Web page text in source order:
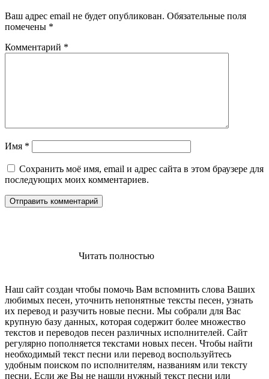
Ваш адрес email не будет опубликован. Обязательные поля
помечены *
Комментарий *
Имя *
Сохранить моё имя, email и адрес сайта в этом браузере для
последующих моих комментариев.
Читать полностью
Наш сайт создан чтобы помочь Вам вспомнить слова Ваших
любимых песен, уточнить непонятные тексты песен, узнать
их перевод и разучить новые песни. Мы собрали для Вас
крупную базу данных, которая содержит более множество
текстов и переводов песен различных исполнителей. Сайт
регулярно пополняется текстами новых песен. Чтобы найти
необходимый текст песни или перевод воспользуйтесь
удобным поиском по исполнителям, названиям или тексту
песни. Если же Вы не нашли нужный текст песни или